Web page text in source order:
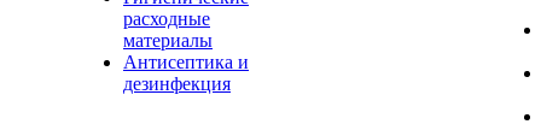
расходные
материалы
Антисептика и
дезинфекция